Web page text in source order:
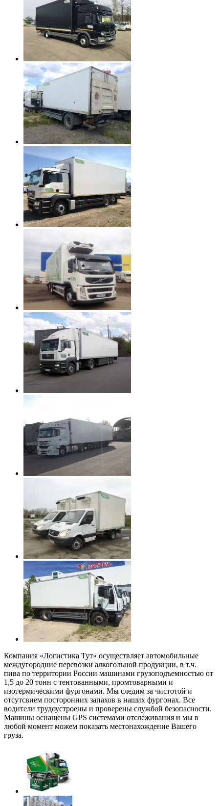
Компания «Логистика Тут» осуществляет автомобильные
междугородние перевозки алкогольной продукции, в т.ч.
пива по территории России машинами грузоподъемностью от
1,5 до 20 тонн с тентованными, промтоварными и
изотермическими фургонами. Мы следим за чистотой и
отсутсвием посторонних запахов в наших фургонах. Все
водители трудоустроены и проверены службой безопасности.
Машины оснащены GPS системами отслеживания и мы в
любой момент можем показать местонахождение Вашего
груза.